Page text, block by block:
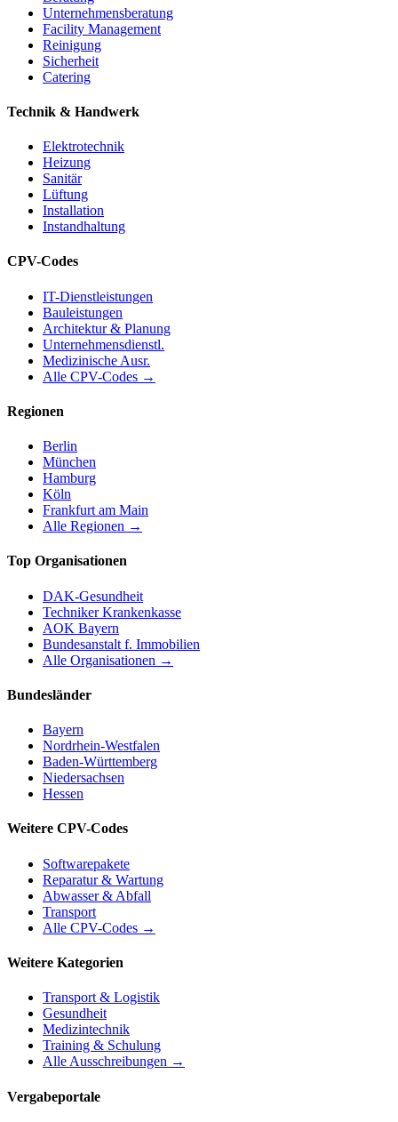
Unternehmensberatung
Facility Management
Reinigung
Sicherheit
Catering
Technik & Handwerk
Elektrotechnik
Heizung
Sanitär
Lüftung
Installation
Instandhaltung
CPV-Codes
IT-Dienstleistungen
Bauleistungen
Architektur & Planung
Unternehmensdienstl.
Medizinische Ausr.
Alle CPV-Codes →
Regionen
Berlin
München
Hamburg
Köln
Frankfurt am Main
Alle Regionen →
Top Organisationen
DAK-Gesundheit
Techniker Krankenkasse
AOK Bayern
Bundesanstalt f. Immobilien
Alle Organisationen →
Bundesländer
Bayern
Nordrhein-Westfalen
Baden-Württemberg
Niedersachsen
Hessen
Weitere CPV-Codes
Softwarepakete
Reparatur & Wartung
Abwasser & Abfall
Transport
Alle CPV-Codes →
Weitere Kategorien
Transport & Logistik
Gesundheit
Medizintechnik
Training & Schulung
Alle Ausschreibungen →
Vergabeportale